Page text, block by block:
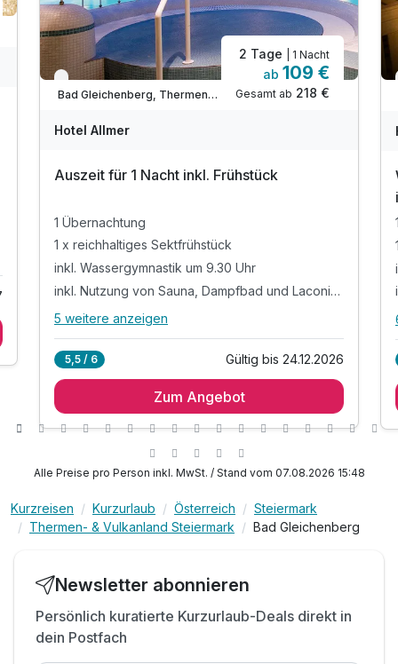
Verfügbar bis Dezember
Bad Gleichenberg, Thermen- & Vulkanland Steiermark
2 Tage | 1 Nacht
ab 109 €
Gesamt ab 218 €
Hotel Allmer
Auszeit für 1 Nacht inkl. Frühstück
1 Übernachtung
1 x reichhaltiges Sektfrühstück
inkl. Wassergymnastik um 9.30 Uhr
inkl. Nutzung von Sauna, Dampfbad und Laconium
Alle Inklusivleistungen
1 x reichhaltiges Sektfrühstück
inkl. Nutzung des Panoramahallenbad
inkl. Benutzung des Fitnessraums
inkl. Verleih von Nordic Walking Stöcken
inkl. WLAN-Nutzung
5 weitere anzeigen
5,5 / 6 Gültig bis 24.12.2026
Zum Angebot
Alle Preise pro Person inkl. MwSt. / Stand vom 07.08.2026 15:48
Kurzreisen Kurzurlaub Österreich
Steiermark
Thermen- & Vulkanland Steiermark
Bad Gleichenberg
Newsletter abonnieren
Persönlich kuratierte Kurzurlaub-Deals direkt in
dein Postfach